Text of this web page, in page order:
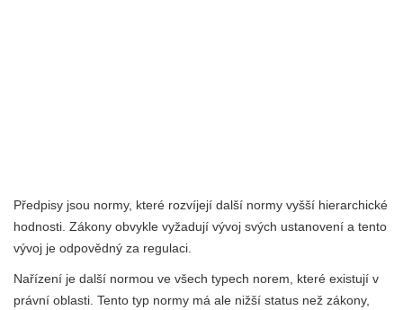
Předpisy jsou normy, které rozvíjejí další normy vyšší hierarchické
hodnosti. Zákony obvykle vyžadují vývoj svých ustanovení a tento
vývoj je odpovědný za regulaci.
Nařízení je další normou ve všech typech norem, které existují v
právní oblasti. Tento typ normy má ale nižší status než zákony,